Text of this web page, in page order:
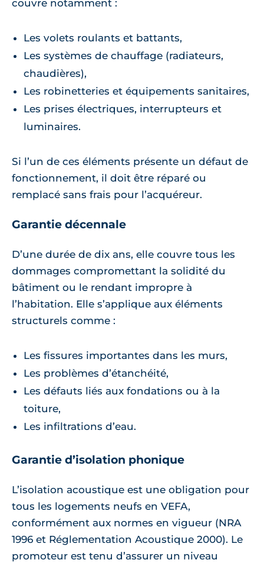
couvre notamment :
Les volets roulants et battants,
Les systèmes de chauffage (radiateurs,
chaudières),
Les robinetteries et équipements sanitaires,
Les prises électriques, interrupteurs et
luminaires.
Si l’un de ces éléments présente un défaut de
fonctionnement, il doit être réparé ou
remplacé sans frais pour l’acquéreur.
Garantie décennale
D’une durée de dix ans, elle couvre tous les
dommages compromettant la solidité du
bâtiment ou le rendant impropre à
l’habitation. Elle s’applique aux éléments
structurels comme :
Les fissures importantes dans les murs,
Les problèmes d’étanchéité,
Les défauts liés aux fondations ou à la
toiture,
Les infiltrations d’eau.
Garantie d’isolation phonique
L’isolation acoustique est une obligation pour
tous les logements neufs en VEFA,
conformément aux normes en vigueur (NRA
1996 et Réglementation Acoustique 2000). Le
promoteur est tenu d’assurer un niveau